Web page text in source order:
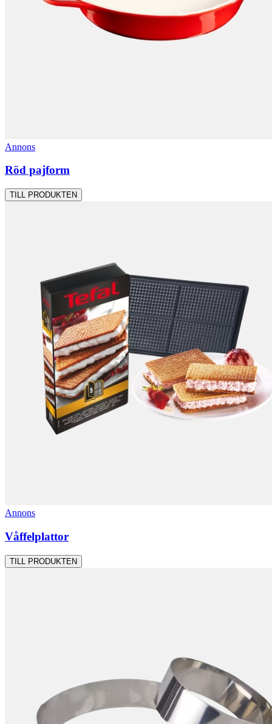
Annons
Röd pajform
TILL PRODUKTEN
Annons
Våffelplattor
TILL PRODUKTEN